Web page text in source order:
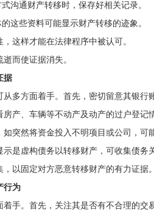
沟通财产转移时，保存好相关记录。
这些资料可能显示财产转移的迹象。
这样才能在法律程序中被认可。
而使证据消失。
据
多方面着手。首先，密切留意其银
产、车辆等不动产及动产的过户登
突然将资金投入不明项目或公司，
是虚构债务以转移财产，可收集债
以固定对方恶意转移财产的有力证据。
行为
手。首先，关注其是否有不合理的